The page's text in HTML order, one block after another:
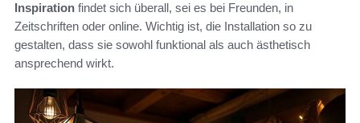
Inspiration findet sich überall, sei es bei Freunden, in
Zeitschriften oder online. Wichtig ist, die Installation so zu
gestalten, dass sie sowohl funktional als auch ästhetisch
ansprechend wirkt.